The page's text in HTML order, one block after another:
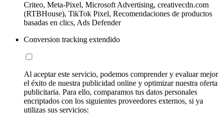
Criteo, Meta-Pixel, Microsoft Advertising, creativecdn.com
(RTBHouse), TikTok Pixel, Recomendaciones de productos
basadas en clics, Ads Defender
Conversion tracking extendido
Al aceptar este servicio, podemos comprender y evaluar mejor
el éxito de nuestra publicidad online y optimizar nuestra oferta
publicitaria. Para ello, comparamos tus datos personales
encriptados con los siguientes proveedores externos, si ya
utilizas sus servicios: